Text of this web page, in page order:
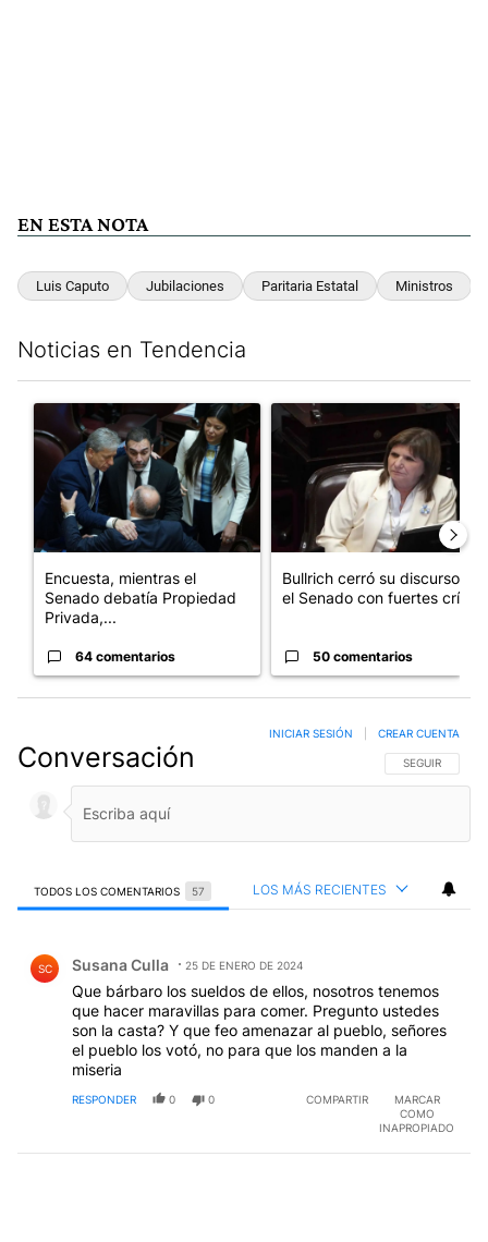
EN ESTA NOTA
Luis Caputo Jubilaciones Paritaria Estatal Ministros
Noticias en Tendencia
Un artículo de tendencia con el título "Encuesta, mientras el
Encuesta, mientras el
Senado debatía Propiedad
Privada,...
64 comentarios
Un artículo de tendencia
Bullrich cerró su discurso en
el Senado con fuertes crí...
50 comentarios
Conversación SIGA ESTA
SEGUIR
INICIAR SESIÓN CREAR CUENTA
TODOS LOS COMENTARIOS 57 LOS MÁS RECIENTES
SC Susana Culla 25 DE ENERO DE 2024
Que bárbaro los sueldos de ellos, nosotros tenemos
que hacer maravillas para comer. Pregunto ustedes
son la casta? Y que feo amenazar al pueblo, señores
el pueblo los votó, no para que los manden a la
miseria
RESPONDER 0 0 COMPARTIR
MARCAR
COMO
INAPROPIADO